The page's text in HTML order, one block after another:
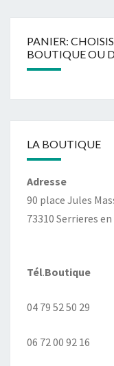
PANIER:
BOUTIQUE OU
LA BOUTIQUE
Adresse
90 place Jules
73310 Serrieres
Tél.Boutique
04 79 52 50 29
06 72 00 92 16